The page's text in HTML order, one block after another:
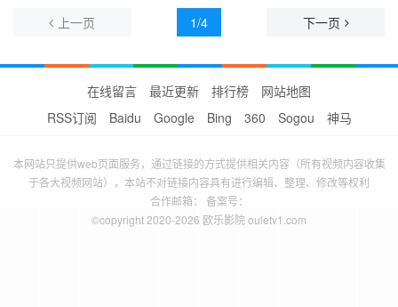
上一页 1/4 下一页
在线留言 最近更新 排行榜
网站地图
RSS订阅
Baidu Google Bing 360 Sogou 神马
本网站只提供web页面服务，通过链接的方式提供相关内容（所有视频内容收集
于各大视频网站），本站不对链接内容具有进行编辑、整理、修改等权利
合作邮箱： 备案号：
©copyright 2020-2026 欧乐影院 ouletv1.com